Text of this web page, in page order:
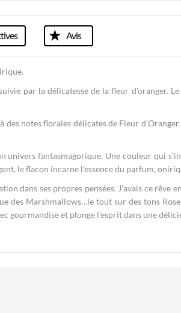
par la délicatesse de la fleur d'oranger.
des notes florales délicates de Fleur
fantasmagorique. Une couleur qui
le flacon incarne l’essence du parfum,
dans ses propres pensées. J’avais ce rêve
des Marshmallows…le tout sur des tons
et plonge l’esprit dans une
Avis